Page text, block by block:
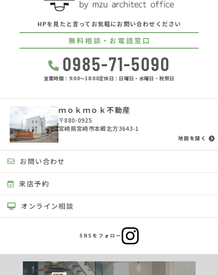
HPを見たと言ってお気軽にお問い合わせください
無料相談・お電話窓口
0985-71-5090
営業時間：9:00〜18:00定休日：日曜日・水曜日・祝祭日
ｍｏｋｍｏｋ不動産
〒880-0925
宮崎県宮崎市本郷北方3643-1
地図を開く
お問い合わせ
来店予約
オンライン相談
SNSをフォロー